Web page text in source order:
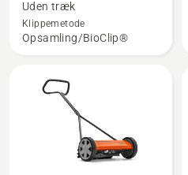
Aspire™
LC34-
batteri
Uden træk
Klippemetode
Opsamling/BioClip®